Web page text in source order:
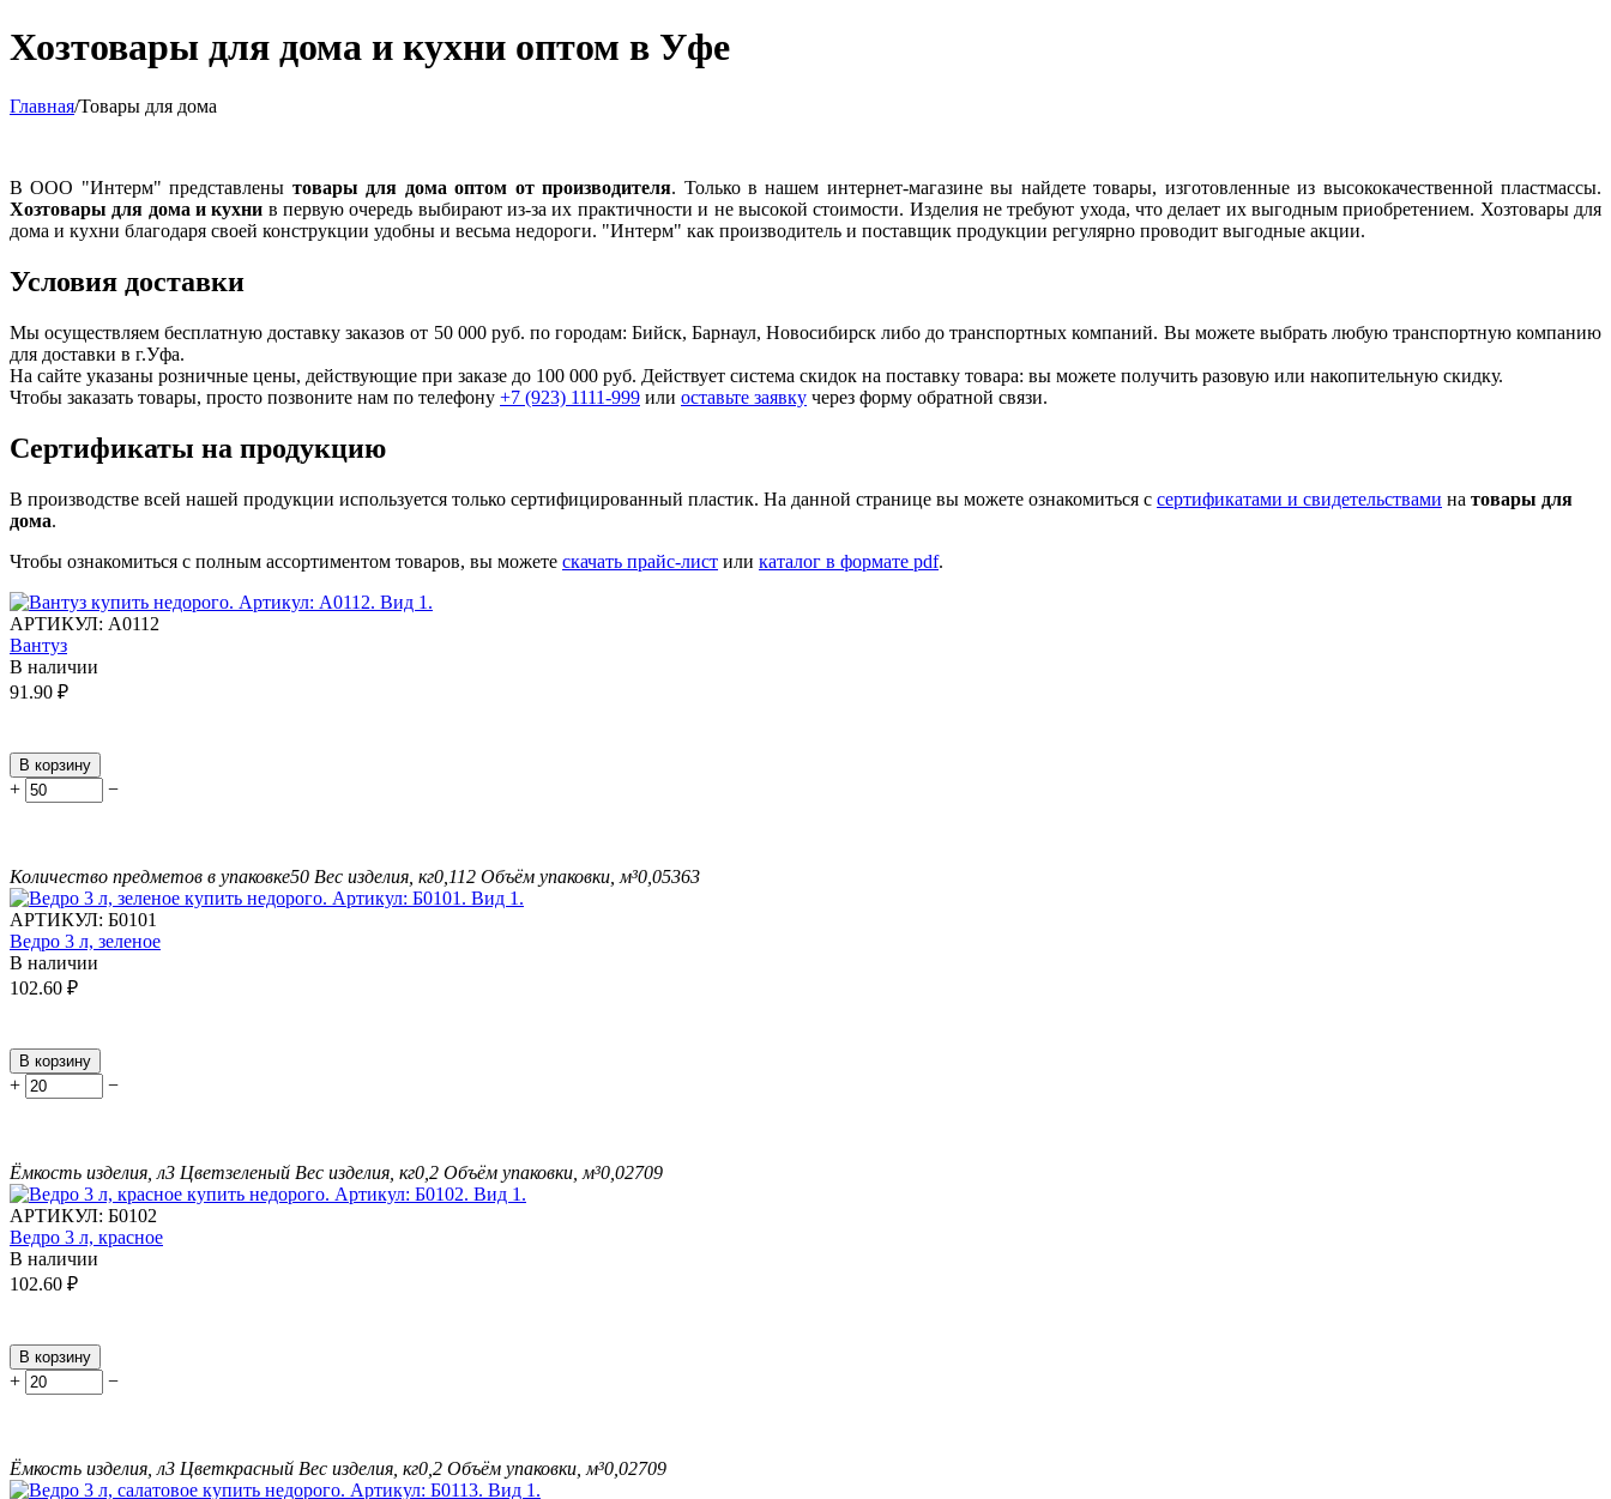
Хозтовары для дома и кухни оптом в Уфе
Главная/Товары для дома
В ООО "Интерм" представлены товары для дома оптом от производителя. Только в нашем интернет-магазине вы найдете товары, изготовленные из высококачественной пластмассы.
Хозтовары для дома и кухни в первую очередь выбирают из-за их практичности и не высокой стоимости. Изделия не требуют ухода, что делает их выгодным приобретением. Хозтовары для
дома и кухни благодаря своей конструкции удобны и весьма недороги. "Интерм" как производитель и поставщик продукции регулярно проводит выгодные акции.
Условия доставки
Мы осуществляем бесплатную доставку заказов от 50 000 руб. по городам: Бийск, Барнаул, Новосибирск либо до транспортных компаний. Вы можете выбрать любую транспортную компанию
для доставки в г.Уфа.
На сайте указаны розничные цены, действующие при заказе до 100 000 руб. Действует система скидок на поставку товара: вы можете получить разовую или накопительную скидку.
Чтобы заказать товары, просто позвоните нам по телефону +7 (923) 1111-999 или оставьте заявку через форму обратной связи.
Сертификаты на продукцию
В производстве всей нашей продукции используется только сертифицированный пластик. На данной странице вы можете ознакомиться с сертификатами и свидетельствами на товары для
дома.
Чтобы ознакомиться с полным ассортиментом товаров, вы можете скачать прайс-лист или каталог в формате pdf.
АРТИКУЛ: А0112
Вантуз
В наличии
91.90 ₽
В корзину
+ −
Количество предметов в упаковке50 Вес изделия, кг0,112 Объём упаковки, м³0,05363
АРТИКУЛ: Б0101
Ведро 3 л, зеленое
В наличии
102.60 ₽
В корзину
+ −
Ёмкость изделия, л3 Цветзеленый Вес изделия, кг0,2 Объём упаковки, м³0,02709
АРТИКУЛ: Б0102
Ведро 3 л, красное
В наличии
102.60 ₽
В корзину
+ −
Ёмкость изделия, л3 Цветкрасный Вес изделия, кг0,2 Объём упаковки, м³0,02709